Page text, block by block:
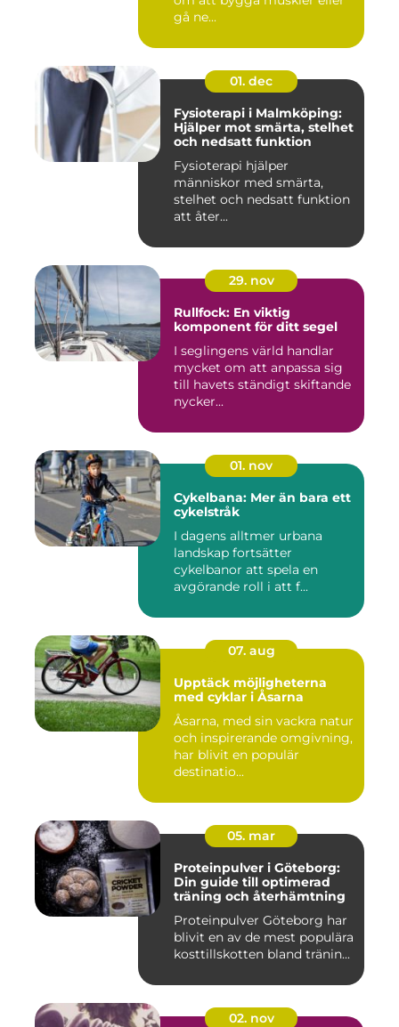
gå ne...
01. dec
Fysioterapi i Malmköping:
Hjälper mot smärta, stelhet
och nedsatt funktion
Fysioterapi hjälper
människor med smärta,
stelhet och nedsatt funktion
att åter...
29. nov
Rullfock: En viktig
komponent för ditt segel
I seglingens värld handlar
mycket om att anpassa sig
till havets ständigt skiftande
nycker...
01. nov
Cykelbana: Mer än bara ett
cykelstråk
I dagens alltmer urbana
landskap fortsätter
cykelbanor att spela en
avgörande roll i att f...
07. aug
Upptäck möjligheterna
med cyklar i Åsarna
Åsarna, med sin vackra natur
och inspirerande omgivning,
har blivit en populär
destinatio...
05. mar
Proteinpulver i Göteborg:
Din guide till optimerad
träning och återhämtning
Proteinpulver Göteborg har
blivit en av de mest populära
kosttillskotten bland tränin...
02. nov